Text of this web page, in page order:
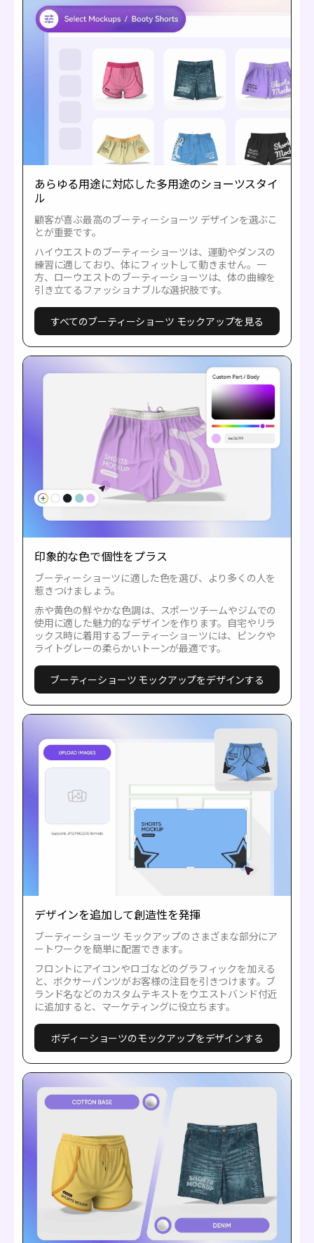
あらゆる用途に対応した多用途のショーツスタイ
ル
顧客が喜ぶ最高のブーティーショーツ デザインを選ぶこ
とが重要です。
ハイウエストのブーティーショーツは、運動やダンスの
練習に適しており、体にフィットして動きません。一
方、ローウエストのブーティーショーツは、体の曲線を
引き立てるファッショナブルな選択肢です。
すべてのブーティーショーツ モックアップを見る
印象的な色で個性をプラス
ブーティーショーツに適した色を選び、より多くの人を
惹きつけましょう。
赤や黄色の鮮やかな色調は、スポーツチームやジムでの
使用に適した魅力的なデザインを作ります。自宅やリラ
ックス時に着用するブーティーショーツには、ピンクや
ライトグレーの柔らかいトーンが最適です。
ブーティーショーツ モックアップをデザインする
デザインを追加して創造性を発揮
ブーティーショーツ モックアップのさまざまな部分にア
ートワークを簡単に配置できます。
フロントにアイコンやロゴなどのグラフィックを加える
と、ボクサーパンツがお客様の注目を引きつけます。ブ
ランド名などのカスタムテキストをウエストバンド付近
に追加すると、マーケティングに役立ちます。
ボディーショーツのモックアップをデザインする